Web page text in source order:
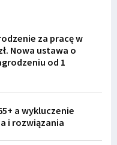
za pracę w
Nowa ustawa o
od 1
a wykluczenie
i rozwiązania